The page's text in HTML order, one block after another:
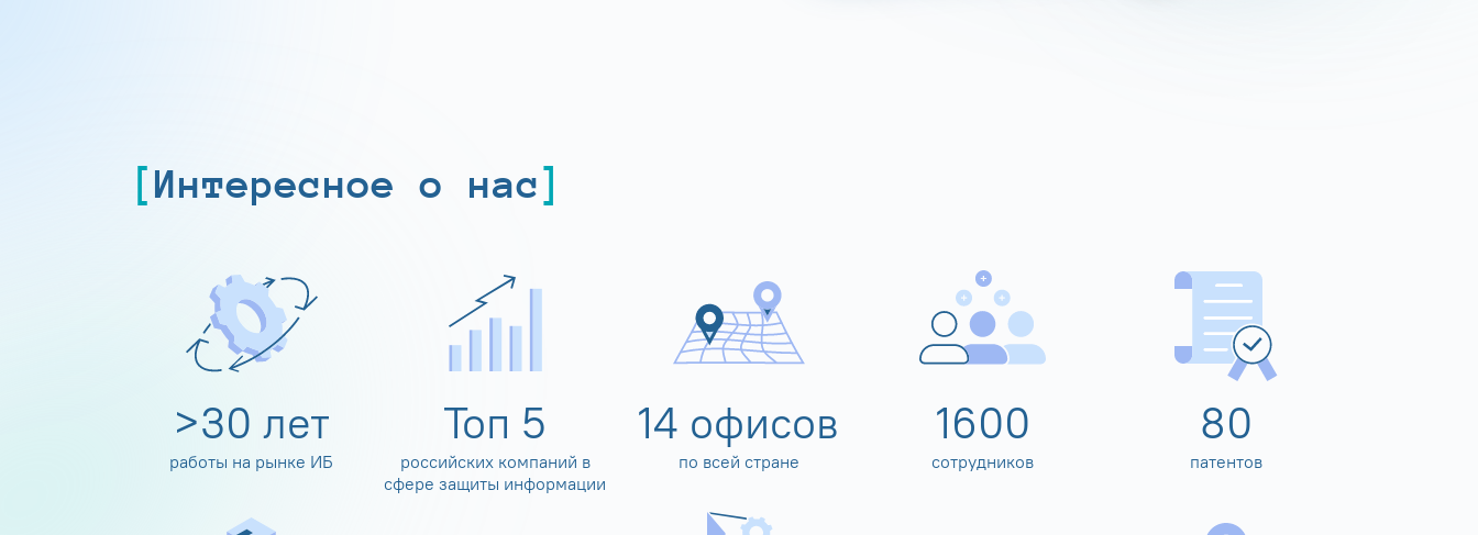
Интересное о нас
>30 лет
работы на рынке ИБ
Топ 5
российских компаний в
сфере защиты информации
14 офисов
по всей стране
1600
сотрудников
80
патентов